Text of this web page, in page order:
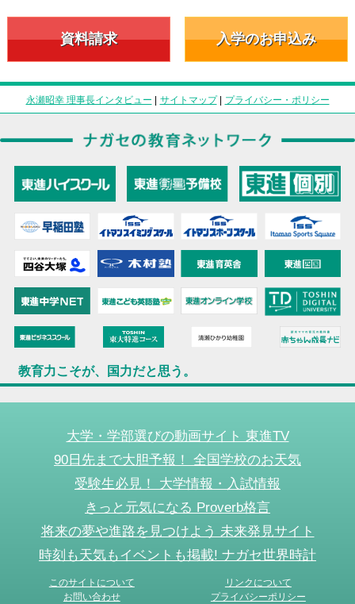
資料請求 入学のお申込み
永瀬昭幸 理事長インタビュー | サイトマップ| プライバシー・ポリシー
教育力こそが、国力だと思う。
大学・学部選びの動画サイト 東進TV
90日先まで大胆予報！ 全国学校のお天気
受験生必見！ 大学情報・入試情報
きっと元気になる Proverb格言
将来の夢や進路を見つけよう 未来発見サイト
時刻も天気もイベントも掲載! ナガセ世界時計
このサイトについて
リンクについて
お問い合わせ
プライバシーポリシー